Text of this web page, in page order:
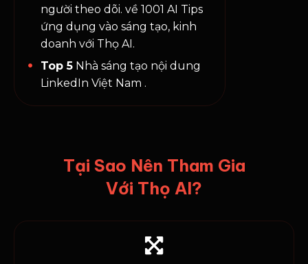
người theo dõi. về 1001 AI Tips
ứng dụng vào sáng tạo, kinh
doanh với Thọ AI.
Top 5Nhà sáng tạo nội dung
LinkedIn Việt Nam .
Tại Sao Nên Tham Gia
Với Thọ AI?